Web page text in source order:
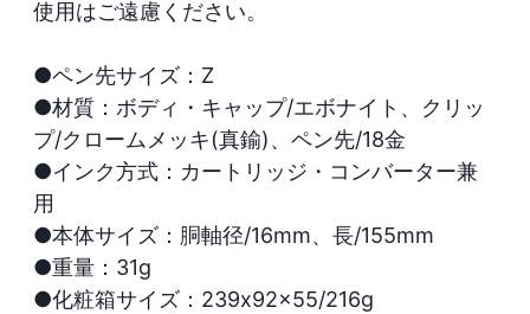
使用はご遠慮ください。
●ペン先サイズ：Z
●材質：ボディ・キャップ/エボナイト、クリッ
プ/クロームメッキ(真鍮)、ペン先/18金
●インク方式：カートリッジ・コンバーター兼
用
●本体サイズ：胴軸径/16mm、長/155mm
●重量：31g
●化粧箱サイズ：239x92x55/216g